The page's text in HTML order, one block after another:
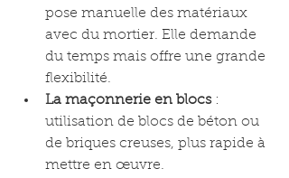
pose manuelle des matériaux
avec du mortier. Elle demande
du temps mais offre une grande
flexibilité.
La maçonnerie en blocs :
utilisation de blocs de béton ou
de briques creuses, plus rapide à
mettre en œuvre.